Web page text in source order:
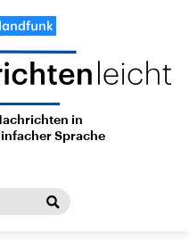
in
Sprache